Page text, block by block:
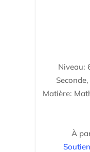
Niveau:
Matière:
À